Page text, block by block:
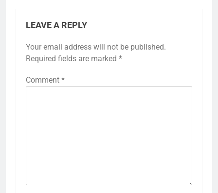
LEAVE A REPLY
Your email address will not be published.
Required fields are marked *
Comment *